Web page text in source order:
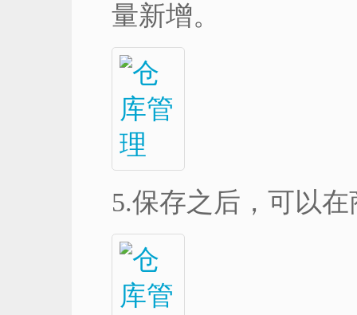
量新增。
5.保存之后，可以